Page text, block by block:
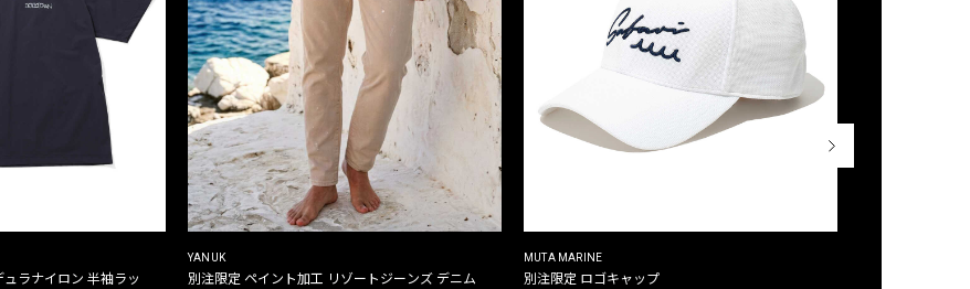
ラナイロン 半袖ラッ
YANUK
別注限定 ペイント加工 リゾートジーンズ デニム
MUTA MARINE
別注限定 ロゴキャップ